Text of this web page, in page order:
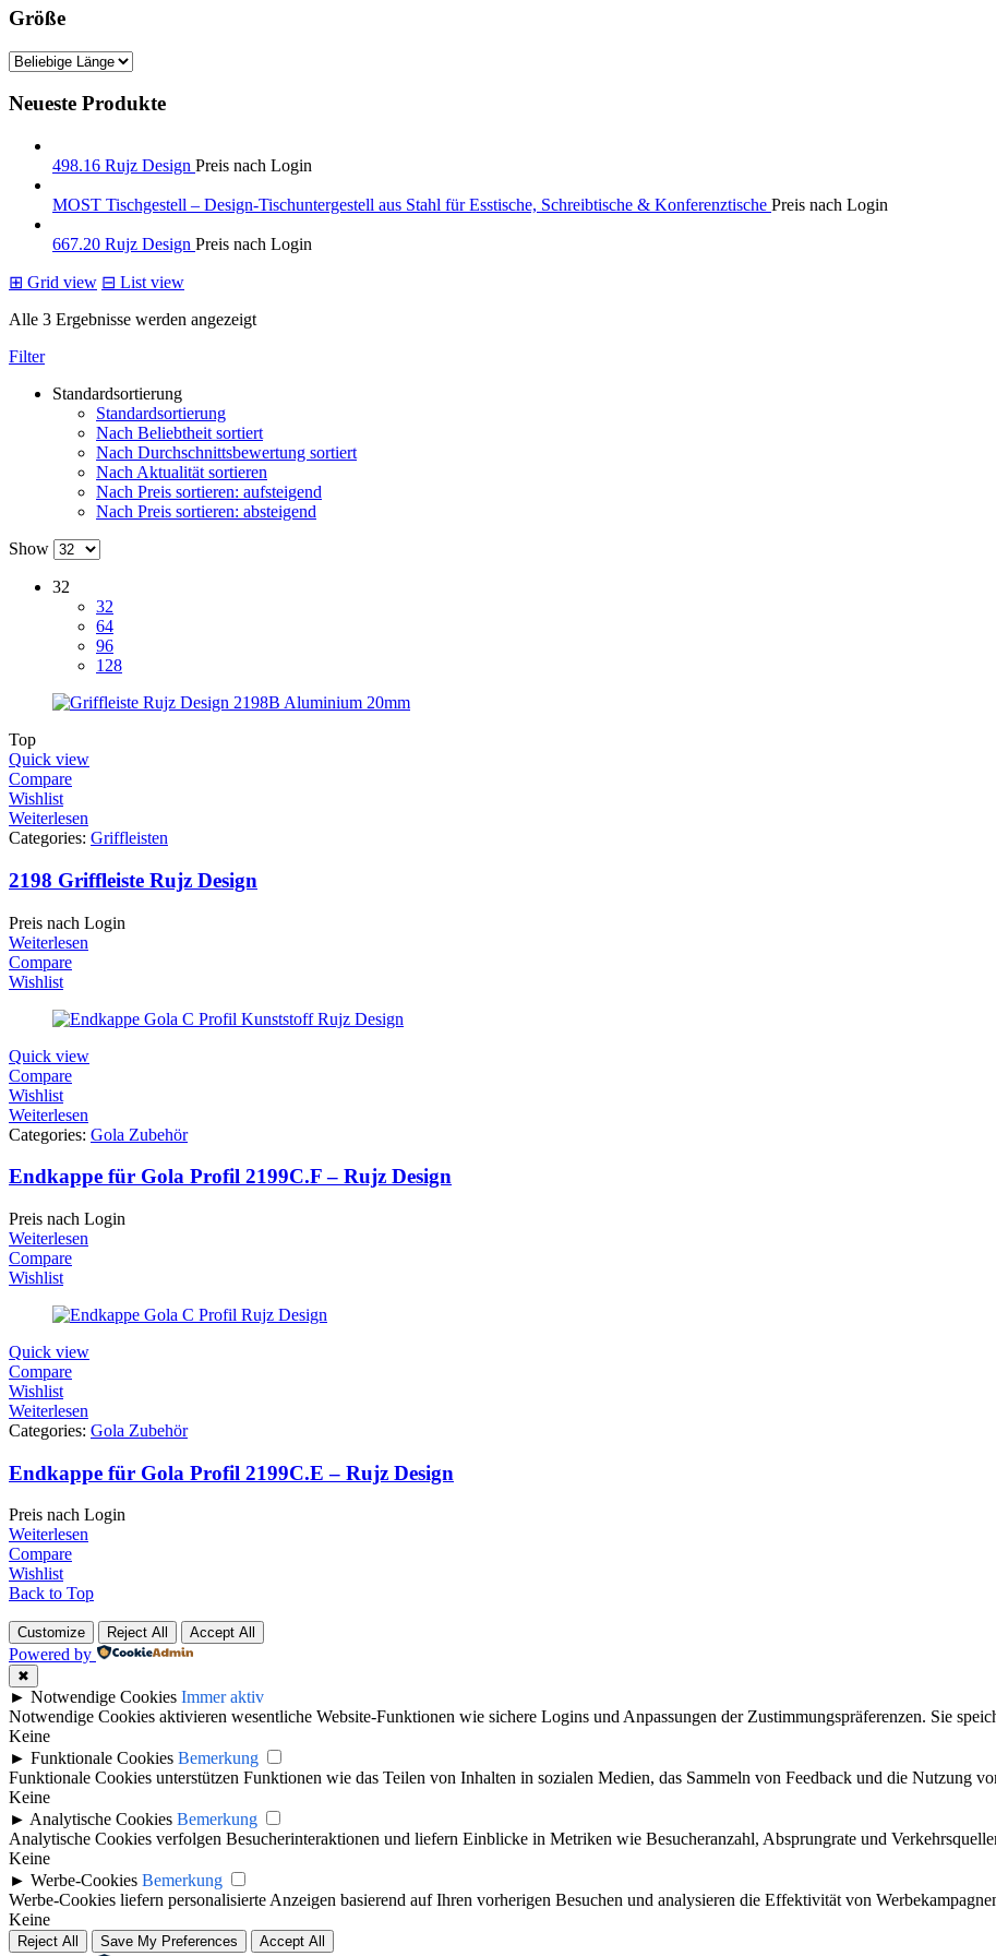
Größe
Neueste Produkte
498.16 Rujz Design Preis nach Login
MOST Tischgestell – Design-Tischuntergestell aus Stahl für Esstische, Schreibtische & Konferenztische Preis nach Login
667.20 Rujz Design Preis nach Login
⊞ Grid view ⊟ List view
Alle 3 Ergebnisse werden angezeigt
Filter
Standardsortierung
Standardsortierung
Nach Beliebtheit sortiert
Nach Durchschnittsbewertung sortiert
Nach Aktualität sortieren
Nach Preis sortieren: aufsteigend
Nach Preis sortieren: absteigend
Show
32
32
64
96
128
Top
Quick view
Compare
Wishlist
Weiterlesen
Categories: Griffleisten
2198 Griffleiste Rujz Design
Preis nach Login
Weiterlesen
Compare
Wishlist
Quick view
Compare
Wishlist
Weiterlesen
Categories: Gola Zubehör
Endkappe für Gola Profil 2199C.F – Rujz Design
Preis nach Login
Weiterlesen
Compare
Wishlist
Quick view
Compare
Wishlist
Weiterlesen
Categories: Gola Zubehör
Endkappe für Gola Profil 2199C.E – Rujz Design
Preis nach Login
Weiterlesen
Compare
Wishlist
Back to Top
Customize Reject All Accept All
Powered by
✖
► Notwendige Cookies Immer aktiv
Notwendige Cookies aktivieren wesentliche Website-Funktionen wie sichere Logins und Anpassungen der Zustimmungspräferenzen. Sie
Keine
► Funktionale Cookies Bemerkung
Funktionale Cookies unterstützen Funktionen wie das Teilen von Inhalten in sozialen Medien, das Sammeln von Feedback und die Nutzung
Keine
► Analytische Cookies Bemerkung
Analytische Cookies verfolgen Besucherinteraktionen und liefern Einblicke in Metriken wie Besucheranzahl, Absprungrate und
Keine
► Werbe-Cookies Bemerkung
Werbe-Cookies liefern personalisierte Anzeigen basierend auf Ihren vorherigen Besuchen und analysieren die Effektivität von
Keine
Reject All Save My Preferences Accept All